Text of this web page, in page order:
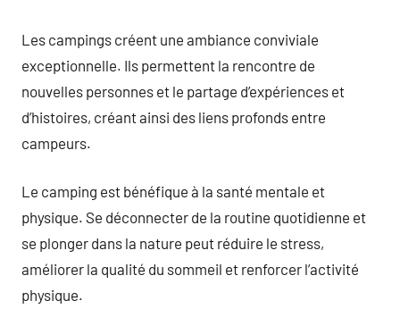
Les campings créent une ambiance conviviale
exceptionnelle. Ils permettent la rencontre de
nouvelles personnes et le partage d’expériences et
d’histoires, créant ainsi des liens profonds entre
campeurs.
Le camping est bénéfique à la santé mentale et
physique. Se déconnecter de la routine quotidienne et
se plonger dans la nature peut réduire le stress,
améliorer la qualité du sommeil et renforcer l’activité
physique.